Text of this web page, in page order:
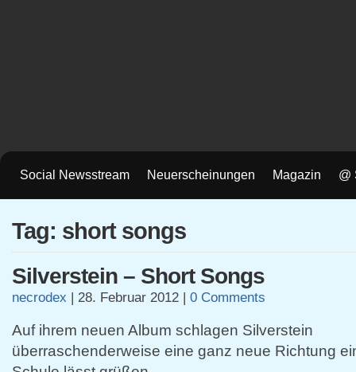
Social Newsstream Neuerscheinungen Magazin @
Tag: short songs
Silverstein – Short Songs
necrodex | 28. Februar 2012 | 0 Comments
Auf ihrem neuen Album schlagen Silverstein
überraschenderweise eine ganz neue Richtung